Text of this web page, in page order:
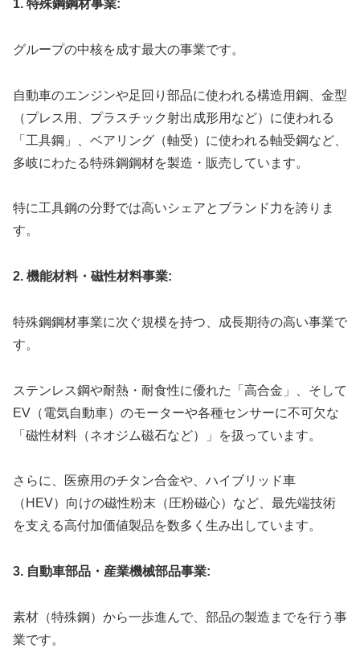
1. 特殊鋼鋼材事業:
グループの中核を成す最大の事業です。
自動車のエンジンや足回り部品に使われる構造用鋼、金型
（プレス用、プラスチック射出成形用など）に使われる
「工具鋼」、ベアリング（軸受）に使われる軸受鋼など、
多岐にわたる特殊鋼鋼材を製造・販売しています。
特に工具鋼の分野では高いシェアとブランド力を誇りま
す。
2. 機能材料・磁性材料事業:
特殊鋼鋼材事業に次ぐ規模を持つ、成長期待の高い事業で
す。
ステンレス鋼や耐熱・耐食性に優れた「高合金」、そして
EV（電気自動車）のモーターや各種センサーに不可欠な
「磁性材料（ネオジム磁石など）」を扱っています。
さらに、医療用のチタン合金や、ハイブリッド車
（HEV）向けの磁性粉末（圧粉磁心）など、最先端技術
を支える高付加価値製品を数多く生み出しています。
3. 自動車部品・産業機械部品事業:
素材（特殊鋼）から一歩進んで、部品の製造までを行う事
業です。